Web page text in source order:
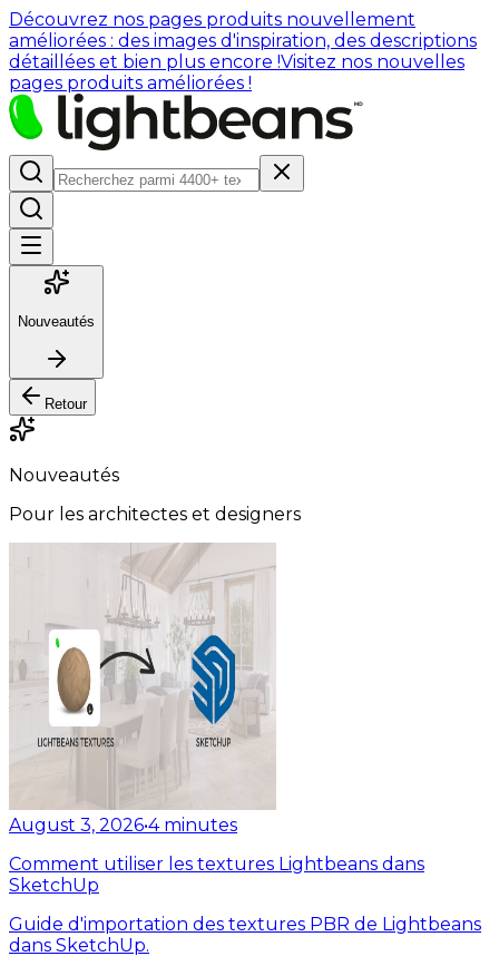
Découvrez nos pages produits nouvellement
améliorées : des images d'inspiration, des descriptions
détaillées et bien plus encore !Visitez nos nouvelles
pages produits améliorées !
Nouveautés
Retour
Nouveautés
Pour les architectes et designers
August 3, 2026•4 minutes
Comment utiliser les textures Lightbeans dans
SketchUp
Guide d'importation des textures PBR de Lightbeans
dans SketchUp.